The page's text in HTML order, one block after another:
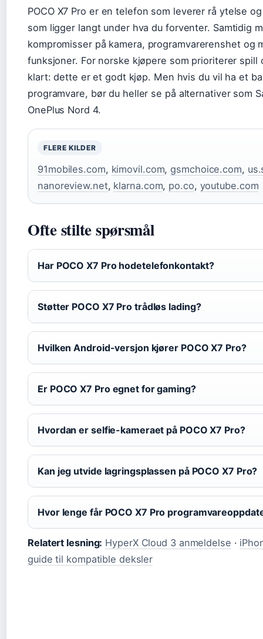
POCO X7 Pro er en telefon som leverer rå ytelse
som ligger langt under hva du forventer. Samtidig
kompromisser på kamera, programvarerenshet og
funksjoner. For norske kjøpere som prioriterer spill
klart: dette er et godt kjøp. Men hvis du vil ha et
programvare, bør du heller se på alternativer som
OnePlus Nord 4.
FLERE KILDER
91mobiles.com, kimovil.com,gsmchoice.com,
nanoreview.net, klarna.com, po.co, youtube.com
Ofte stilte spørsmål
Har POCO X7 Pro hodetelefonkontakt?
Støtter POCO X7 Pro trådløs lading?
Hvilken Android-versjon kjører POCO X7 Pro?
Er POCO X7 Pro egnet for gaming?
Hvordan er selfie-kameraet på POCO X7 Pro?
Kan jeg utvide lagringsplassen på POCO X7 Pro?
Hvor lenge får POCO X7 Pro
Relatert lesning: HyperX Cloud 3 anmeldelse ·
guide til kompatible deksler